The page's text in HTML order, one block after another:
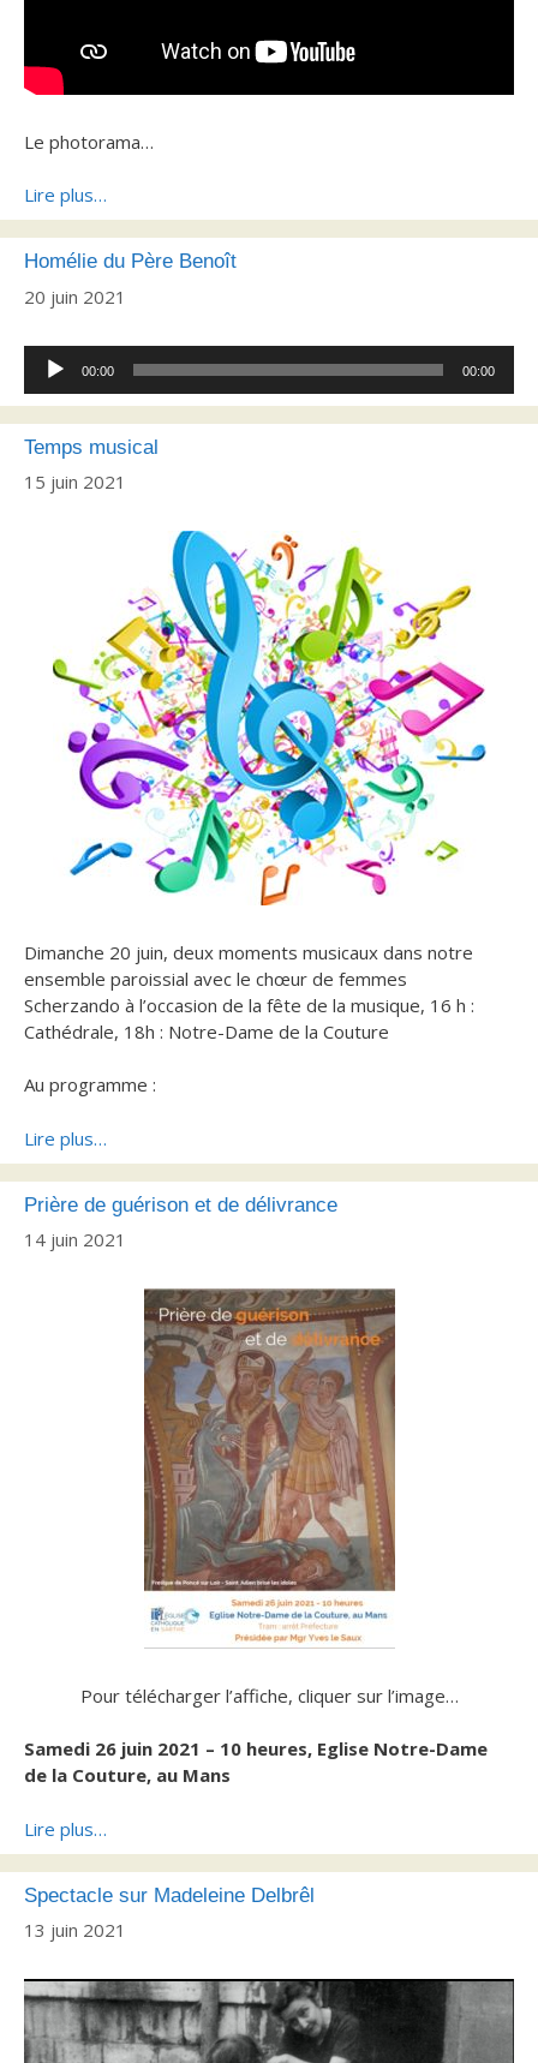
Le photorama…
Lire plus…
Homélie du Père Benoît
20 juin 2021
Lecteur
audio
00:00 00:00
Temps musical
15 juin 2021
Dimanche 20 juin, deux moments musicaux dans notre
ensemble paroissial avec le chœur de femmes
Scherzando à l’occasion de la fête de la musique, 16 h :
Cathédrale, 18h : Notre-Dame de la Couture
Au programme :
Lire plus…
Prière de guérison et de délivrance
14 juin 2021
Pour télécharger l’affiche, cliquer sur l’image…
Samedi 26 juin 2021 – 10 heures, Eglise Notre-Dame
de la Couture, au Mans
Lire plus…
Spectacle sur Madeleine Delbrêl
13 juin 2021